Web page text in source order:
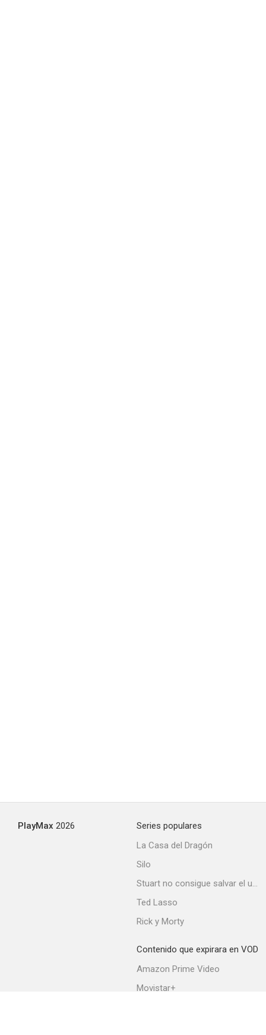
PlayMax 2026
Series populares
La Casa del Dragón
Silo
Stuart no consigue salvar el universo
Ted Lasso
Rick y Morty
Contenido que expirara en VOD
Amazon Prime Video
Movistar+